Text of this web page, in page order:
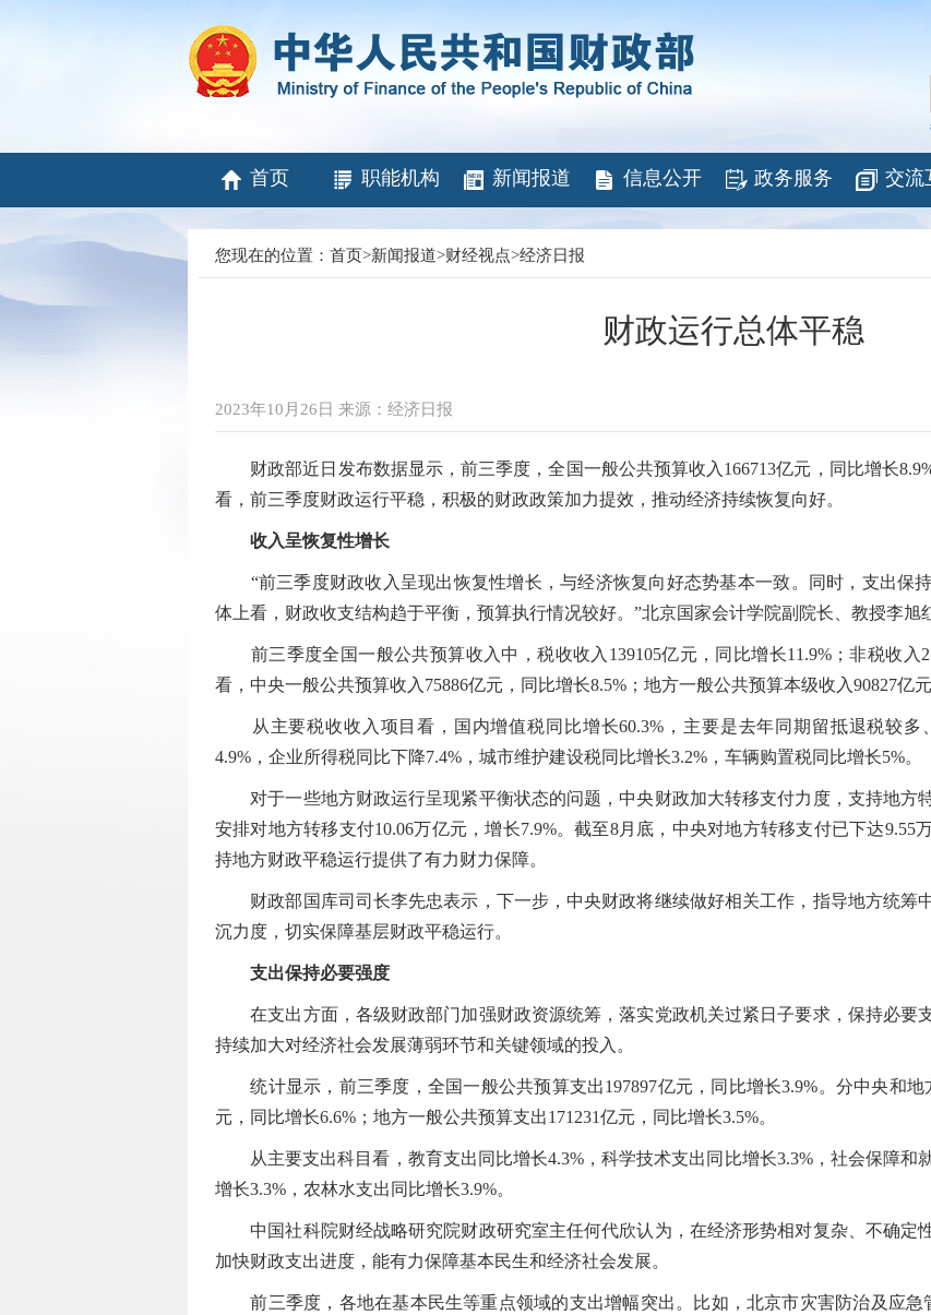
首页 职能机构 新闻报道 信息公开 政务服务 交流
您现在的位置： 首页>新闻报道>财经视点>经济日报
财政运行总体平稳
2023年10月26日 来源：经济日报
财政部近日发布数据显示，前三季度，全国一般公共预算收入166713亿元，同比增长
看，前三季度财政运行平稳，积极的财政政策加力提效，推动经济持续恢复向好。
收入呈恢复性增长
“前三季度财政收入呈现出恢复性增长，与经济恢复向好态势基本一致。同时，支出保
体上看，财政收支结构趋于平衡，预算执行情况较好。”北京国家会计学院副院长、教授李旭
前三季度全国一般公共预算收入中，税收收入139105亿元，同比增长11.9%；非税收入
看，中央一般公共预算收入75886亿元，同比增长8.5%；地方一般公共预算本级收入90827亿元
从主要税收收入项目看，国内增值税同比增长60.3%，主要是去年同期留抵退税较多
4.9%，企业所得税同比下降7.4%，城市维护建设税同比增长3.2%，车辆购置税同比增长5%。
对于一些地方财政运行呈现紧平衡状态的问题，中央财政加大转移支付力度，支持地方
安排对地方转移支付10.06万亿元，增长7.9%。截至8月底，中央对地方转移支付已下达9.55
持地方财政平稳运行提供了有力财力保障。
财政部国库司司长李先忠表示，下一步，中央财政将继续做好相关工作，指导地方统筹
沉力度，切实保障基层财政平稳运行。
支出保持必要强度
在支出方面，各级财政部门加强财政资源统筹，落实党政机关过紧日子要求，保持必要
持续加大对经济社会发展薄弱环节和关键领域的投入。
统计显示，前三季度，全国一般公共预算支出197897亿元，同比增长3.9%。分中央和地
元，同比增长6.6%；地方一般公共预算支出171231亿元，同比增长3.5%。
从主要支出科目看，教育支出同比增长4.3%，科学技术支出同比增长3.3%，社会保障和
增长3.3%，农林水支出同比增长3.9%。
中国社科院财经战略研究院财政研究室主任何代欣认为，在经济形势相对复杂、不确定
加快财政支出进度，能有力保障基本民生和经济社会发展。
前三季度，各地在基本民生等重点领域的支出增幅突出。比如，北京市灾害防治及应急